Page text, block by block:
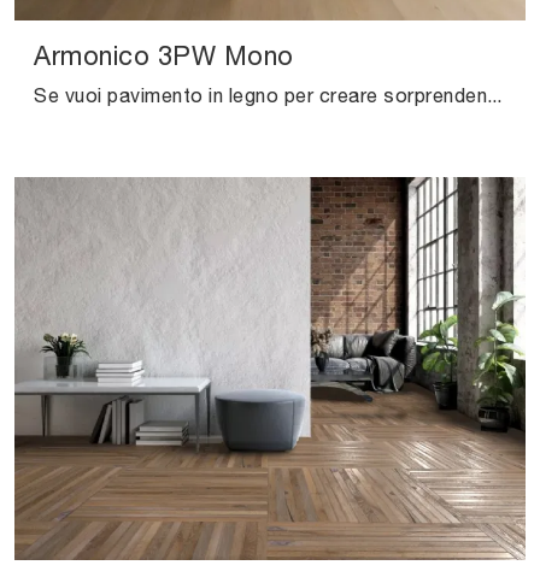
Armonico 3PW Mono
Se vuoi pavimento in legno per creare sorprendenti atmosfere, clicca e ottieni informazioni sul modello Armonico 3PW Mono di Salis!